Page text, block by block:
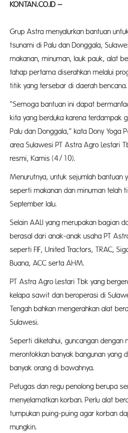
KONTAN.CO.ID –
Grup Astra menyalurkan bantuan
tsunami di Palu dan Donggala,
makanan, minuman, lauk pauk, alat
tahap pertama diserahkan melalui
titik yang tersebar di daerah bencana.
“Semoga bantuan ini dapat
kita yang berduka karena terdampak
Palu dan Donggala,” kata Dony Yoga
area Sulawesi PT Astra Agro Lestari
resmi, Kamis (4/10).
Menurutnya, untuk sejumlah bantuan
seperti makanan dan minuman telah
September lalu.
Selain AALI yang merupakan bagian
berasal dari anak-anak usaha PT
seperti FIF, United Tractors, TRAC,
Buana, ACC serta AHM.
PT Astra Agro Lestari Tbk yang
kelapa sawit dan beroperasi di
Tengah bahkan mengerahkan alat
Sulawesi.
Seperti diketahui, guncangan dengan
merontokkan banyak bangunan yang
banyak orang di bawahnya.
Petugas dan regu penolong berupa
menyelamatkan korban. Perlu alat
tumpukan puing-puing agar korban
mungkin.